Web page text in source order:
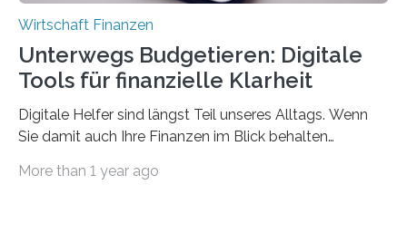
Wirtschaft Finanzen
Unterwegs Budgetieren: Digitale
Tools für finanzielle Klarheit
Digitale Helfer sind längst Teil unseres Alltags. Wenn
Sie damit auch Ihre Finanzen im Blick behalten
die genau das ermöglichen: Sie helfen Ihnen, Ausgaben
More than 1 year ago